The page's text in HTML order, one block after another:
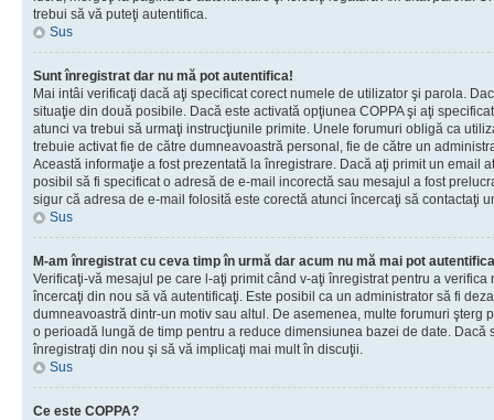
trebui să vă puteţi autentifica.
Sus
Sunt înregistrat dar nu mă pot autentifica!
Mai intâi verificaţi dacă aţi specificat corect numele de utilizator şi parola.
situaţie din două posibile. Dacă este activată opţiunea COPPA şi aţi
atunci va trebui să urmaţi instrucţiunile primite. Unele forumuri obligă ca
trebuie activat fie de către dumneavoastră personal, fie de către un
Această informaţie a fost prezentată la înregistrare. Dacă aţi primit un email
posibil să fi specificat o adresă de e-mail incorectă sau mesajul a fost
sigur că adresa de e-mail folosită este corectă atunci încercaţi să contactaţi
Sus
M-am înregistrat cu ceva timp în urmă dar acum nu mă mai pot
Verificaţi-vă mesajul pe care l-aţi primit când v-aţi înregistrat pentru a
încercaţi din nou să vă autentificaţi. Este posibil ca un administrator să fi
dumneavoastră dintr-un motiv sau altul. De asemenea, multe forumuri şterg
o perioadă lungă de timp pentru a reduce dimensiunea bazei de date. Dacă
înregistraţi din nou şi să vă implicaţi mai mult în discuţii.
Sus
Ce este COPPA?